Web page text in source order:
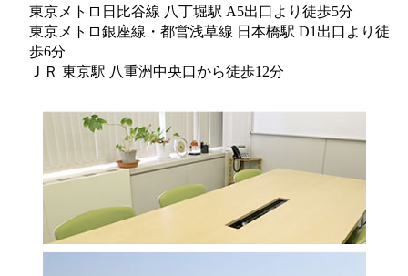
東京メトロ日比谷線 八丁堀駅 A5出口より徒歩5分
東京メトロ銀座線・都営浅草線 日本橋駅 D1出口より徒
歩6分
ＪＲ 東京駅 八重洲中央口から徒歩12分